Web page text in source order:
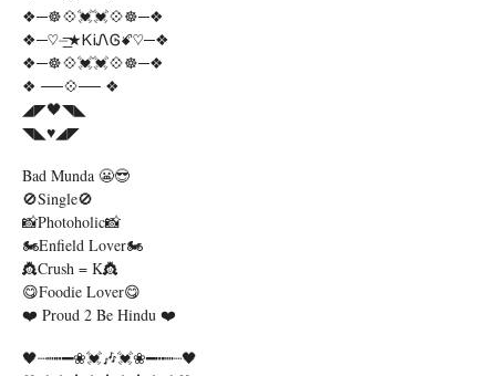
❖─☸💠💓💓💠☸─❖
❖─♡️⏤͟͟͞͞★ᏦᎥᏁᎶꗄ♡️─❖
❖─☸💠💓💓💠☸─❖
❖ ──💠── ❖
◢◤🖤◥◣
◥◣♥️◢◤
Bad Munda 😬😎
🚫Single🚫
📸Photoholic📸
🏍Enfield Lover🏍
👸Crush = K👸
😋foodie Lover😋
❤️ Proud 2 Be Hindu ❤️
🖤┈┉┅━❀💓🎶💓❀━┅┉┈🖤